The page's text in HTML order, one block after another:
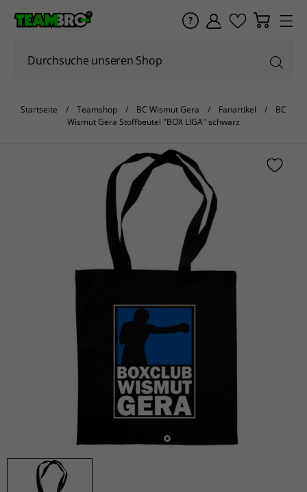
Startseite Teamshop BC Wismut Gera Fanartikel
BC
Wismut Gera Stoffbeutel "BOX LIGA" schwarz